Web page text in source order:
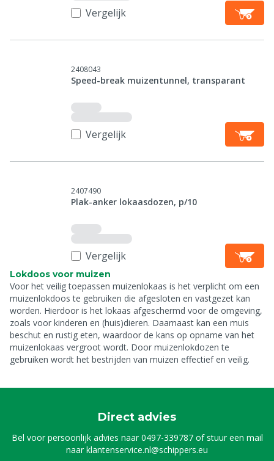
Vergelijk
2408043
Speed-break muizentunnel, transparant
Vergelijk
2407490
Plak-anker lokaasdozen, p/10
Vergelijk
Lokdoos voor muizen
Voor het veilig toepassen muizenlokaas is het verplicht om een
muizenlokdoos te gebruiken die afgesloten en vastgezet kan
worden. Hierdoor is het lokaas afgeschermd voor de omgeving,
zoals voor kinderen en (huis)dieren. Daarnaast kan een muis
beschut en rustig eten, waardoor de kans op opname van het
muizenlokaas vergroot wordt. Door muizenlokdozen te
gebruiken wordt het bestrijden van muizen effectief en veilig.
Direct advies
Bel voor persoonlijk advies naar0497-339787of stuur een mail
naarklantenservice.nl@schippers.eu